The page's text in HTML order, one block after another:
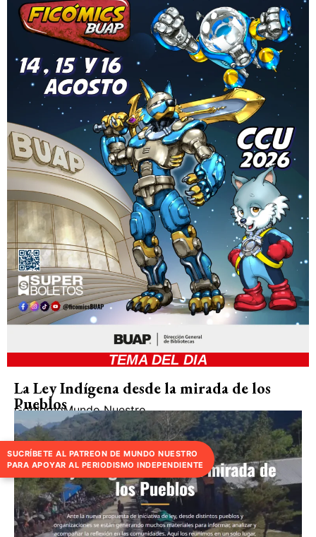
TEMA DEL DIA
La Ley Indígena desde la mirada de los
Pueblos
GobiernoMundo Nuestro
SUCRÍBETE AL PATREON DE MUNDO NUESTRO
PARA APOYAR AL PERIODISMO INDEPENDIENTE